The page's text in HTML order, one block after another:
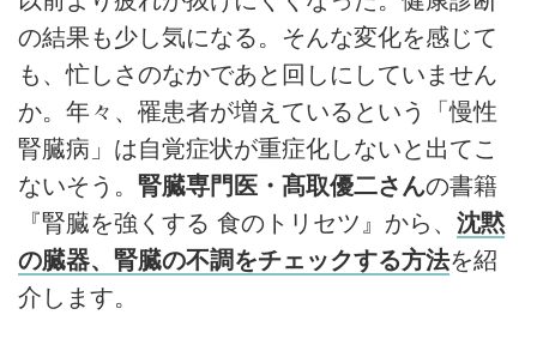
の結果も少し気になる。そんな変化を感じて
も、忙しさのなかであと回しにしていません
か。年々、罹患者が増えているという「慢性
腎臓病」は自覚症状が重症化しないと出てこ
ないそう。 腎臓専門医・髙取優二さんの書籍
『腎臓を強くする 食のトリセツ』から、 沈黙
の臓器、腎臓の不調をチェックする方法を紹
介します。